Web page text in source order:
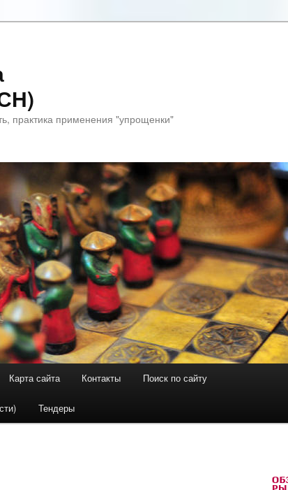
практика применения "упрощенки"
Карта сайта Контакты Поиск по сайту
Тендеры